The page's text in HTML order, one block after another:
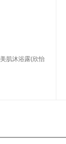
肌沐浴露(欣怡